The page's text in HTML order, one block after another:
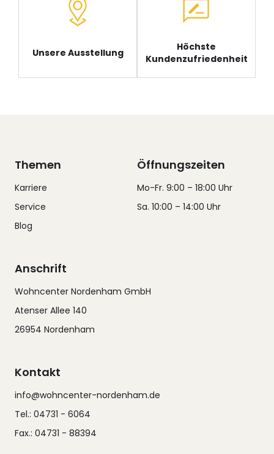
Unsere Ausstellung
Höchste
Kundenzufriedenheit
Themen
Karriere
Service
Blog
Öffnungszeiten
Mo-Fr. 9:00 – 18:00 Uhr
Sa. 10:00 – 14:00 Uhr
Anschrift
Wohncenter Nordenham GmbH
Atenser Allee 140
26954 Nordenham
Kontakt
info@wohncenter-nordenham.de
Tel.: 04731 - 6064
Fax.: 04731 - 88394